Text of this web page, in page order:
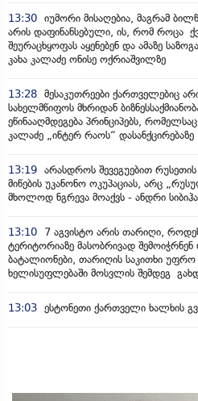
13:30 იუმორი მისაღებია, მაგრამ
არის დაფინანსებული, ის, რომ როცა
შეურაცხყოფას აყენებენ და ამაზე
კახა კალაძე ონისე ოქრიაშვილზე
13:28 მესაკუთრეები ქართველებიც
სახელმწიფოს მხრიდან
ეწინააღმდეგება პრინციპებს,
კალაძე „ინტერ რაოს“ დასანქცირებაზე
13:19 არასდროს შევეგუებით
მიწების უკანონო ოკუპაციას, არც
მხოლოდ ნგრევა მოაქვს - ანდრი სიბიჰა
13:10
7 აგვისტო არის თარიღი,
ტერიტორიაზე მასობრივად
ბატალიონები, თარიღის საკითხი უფრო
ხელისუფლებაში მოსვლის შემდეგ
13:03 ესტონეთი ქართველი ხალხის